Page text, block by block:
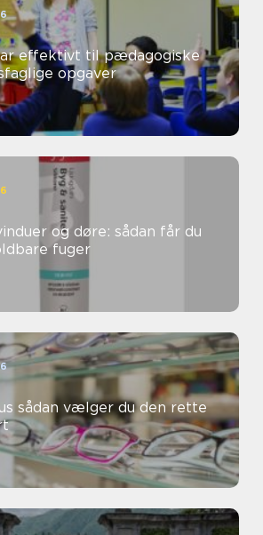
effektivt til pædagogiske
opgaver
og døre: sådan får du
fuger